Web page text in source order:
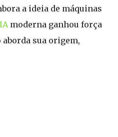
a ideia de máquinas
IAmoderna ganhou força
aborda sua origem,